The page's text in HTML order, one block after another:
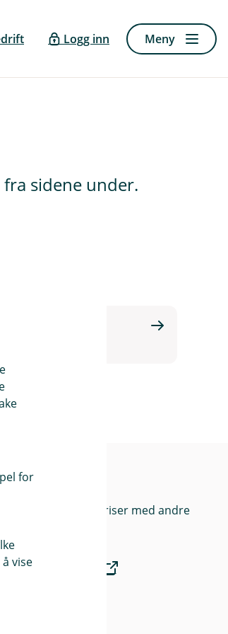
Logg inn Meny
sidene under.
Priser
Sammenlign våre priser med andre
Finansportalen.no
for
vise